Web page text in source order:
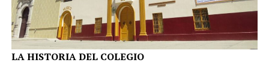
LA HISTORIA DEL COLEGIO